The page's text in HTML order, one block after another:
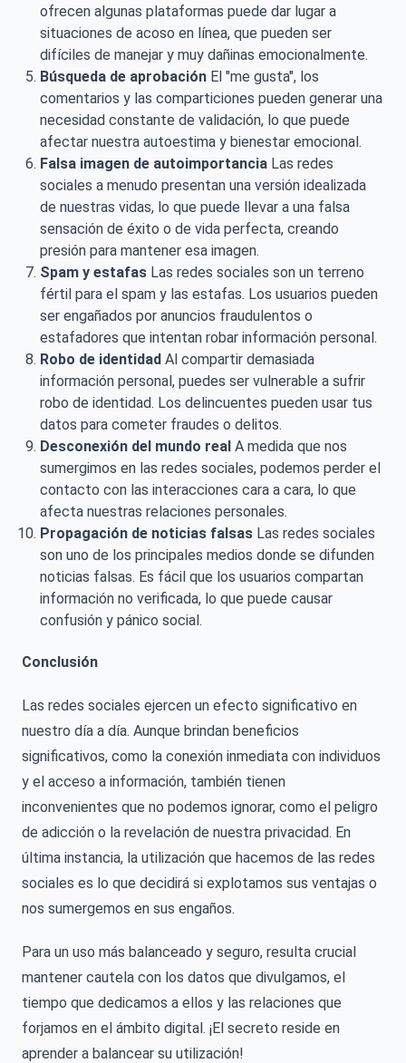
ofrecen algunas plataformas puede dar lugar a
situaciones de acoso en línea, que pueden ser
difíciles de manejar y muy dañinas emocionalmente.
Búsqueda de aprobación El "me gusta", los
comentarios y las comparticiones pueden generar una
necesidad constante de validación, lo que puede
afectar nuestra autoestima y bienestar emocional.
Falsa imagen de autoimportancia Las redes
sociales a menudo presentan una versión idealizada
de nuestras vidas, lo que puede llevar a una falsa
sensación de éxito o de vida perfecta, creando
presión para mantener esa imagen.
Spam y estafas Las redes sociales son un terreno
fértil para el spam y las estafas. Los usuarios pueden
ser engañados por anuncios fraudulentos o
estafadores que intentan robar información personal.
Robo de identidad Al compartir demasiada
información personal, puedes ser vulnerable a sufrir
robo de identidad. Los delincuentes pueden usar tus
datos para cometer fraudes o delitos.
Desconexión del mundo real A medida que nos
sumergimos en las redes sociales, podemos perder el
contacto con las interacciones cara a cara, lo que
afecta nuestras relaciones personales.
Propagación de noticias falsas Las redes sociales
son uno de los principales medios donde se difunden
noticias falsas. Es fácil que los usuarios compartan
información no verificada, lo que puede causar
confusión y pánico social.
Conclusión
Las redes sociales ejercen un efecto significativo en
nuestro día a día. Aunque brindan beneficios
significativos, como la conexión inmediata con individuos
y el acceso a información, también tienen
inconvenientes que no podemos ignorar, como el peligro
de adicción o la revelación de nuestra privacidad. En
última instancia, la utilización que hacemos de las redes
sociales es lo que decidirá si explotamos sus ventajas o
nos sumergemos en sus engaños.
Para un uso más balanceado y seguro, resulta crucial
mantener cautela con los datos que divulgamos, el
tiempo que dedicamos a ellos y las relaciones que
forjamos en el ámbito digital. ¡El secreto reside en
aprender a balancear su utilización!